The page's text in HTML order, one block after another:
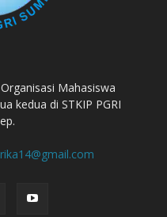
Mahasiswa
kedua di STKIP PGRI